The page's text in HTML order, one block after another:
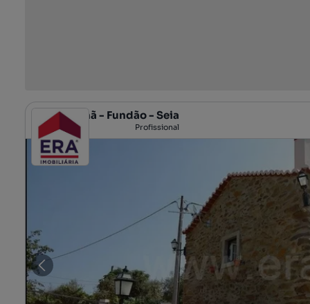
ERA Covilhã - Fundão - Seia
Profissional